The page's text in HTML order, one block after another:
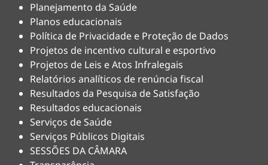
Planejamento da Saúde
Planos educacionais
Política de Privacidade e Proteção de Dados
Projetos de incentivo cultural e esportivo
Projetos de Leis e Atos Infralegais
Relatórios analíticos de renúncia fiscal
Resultados da Pesquisa de Satisfação
Resultados educacionais
Serviços de Saúde
Serviços Públicos Digitais
SESSÕES DA CÂMARA